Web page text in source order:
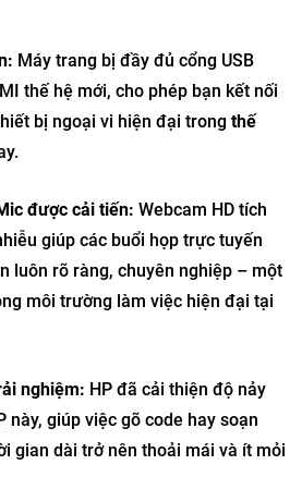
Máy trang bị đầy đủ cổng USB
thế hệ mới, cho phép bạn kết nối
bị ngoại vi hiện đại trong thế
được cải tiến: Webcam HD tích
giúp các buổi họp trực tuyến
luôn rõ ràng, chuyên nghiệp – một
môi trường làm việc hiện đại tại
nghiệm: HP đã cải thiện độ nảy
này, giúp việc gõ code hay soạn
gian dài trở nên thoải mái và ít mỏi